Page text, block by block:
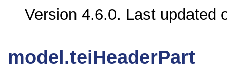
Version 4.6.0. Last updated
model.teiHeaderPart